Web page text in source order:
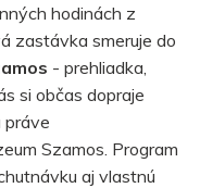
hodinách z
zastávka smeruje do
- prehliadka,
si občas dopraje
práve
Szamos. Program
aj vlastnú